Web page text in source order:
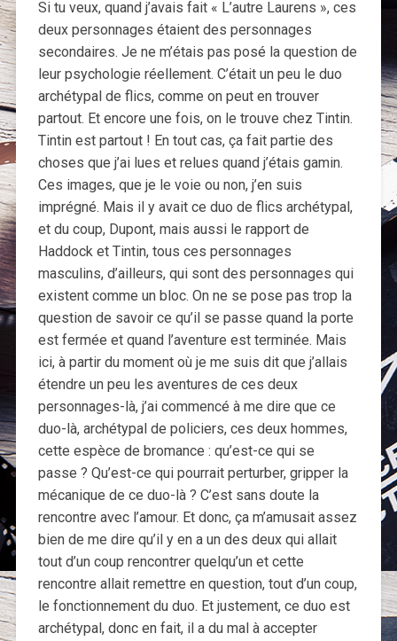
Si tu veux, quand j’avais fait « L’autre Laurens », ces
deux personnages étaient des personnages
secondaires. Je ne m’étais pas posé la question de
leur psychologie réellement. C’était un peu le duo
archétypal de flics, comme on peut en trouver
partout. Et encore une fois, on le trouve chez Tintin.
Tintin est partout ! En tout cas, ça fait partie des
choses que j’ai lues et relues quand j’étais gamin.
Ces images, que je le voie ou non, j’en suis
imprégné. Mais il y avait ce duo de flics archétypal,
et du coup, Dupont, mais aussi le rapport de
Haddock et Tintin, tous ces personnages
masculins, d’ailleurs, qui sont des personnages qui
existent comme un bloc. On ne se pose pas trop la
question de savoir ce qu’il se passe quand la porte
est fermée et quand l’aventure est terminée. Mais
ici, à partir du moment où je me suis dit que j’allais
étendre un peu les aventures de ces deux
personnages-là, j’ai commencé à me dire que ce
duo-là, archétypal de policiers, ces deux hommes,
cette espèce de bromance : qu’est-ce qui se
passe ? Qu’est-ce qui pourrait perturber, gripper la
mécanique de ce duo-là ? C’est sans doute la
rencontre avec l’amour. Et donc, ça m’amusait assez
bien de me dire qu’il y en a un des deux qui allait
tout d’un coup rencontrer quelqu’un et cette
rencontre allait remettre en question, tout d’un coup,
le fonctionnement du duo. Et justement, ce duo est
archétypal, donc en fait, il a du mal à accepter